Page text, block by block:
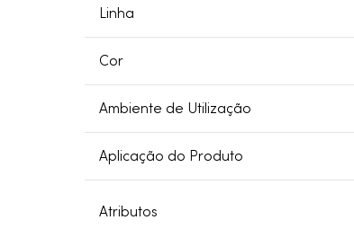
Linha
Cor
Ambiente de Utilização
Aplicação do Produto
Atributos